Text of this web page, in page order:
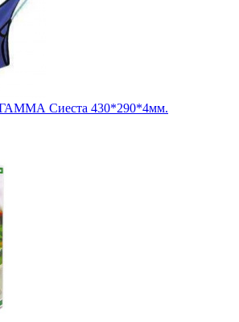
ГАММА Сиеста 430*290*4мм.